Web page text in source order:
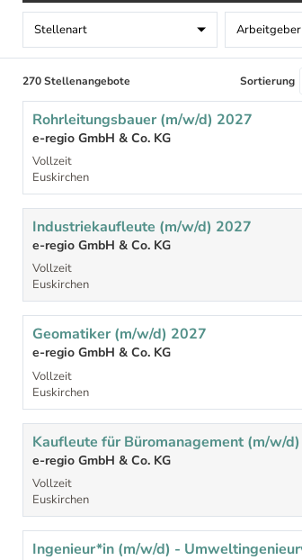
Stellenart Arbeitgeber
270 Stellenangebote Sortierung
Rohrleitungsbauer (m/w/d) 2027
e-regio GmbH & Co. KG
Vollzeit
Euskirchen
Industriekaufleute (m/w/d) 2027
e-regio GmbH & Co. KG
Vollzeit
Euskirchen
Geomatiker (m/w/d) 2027
e-regio GmbH & Co. KG
Vollzeit
Euskirchen
e-regio GmbH & Co. KG
Vollzeit
Euskirchen